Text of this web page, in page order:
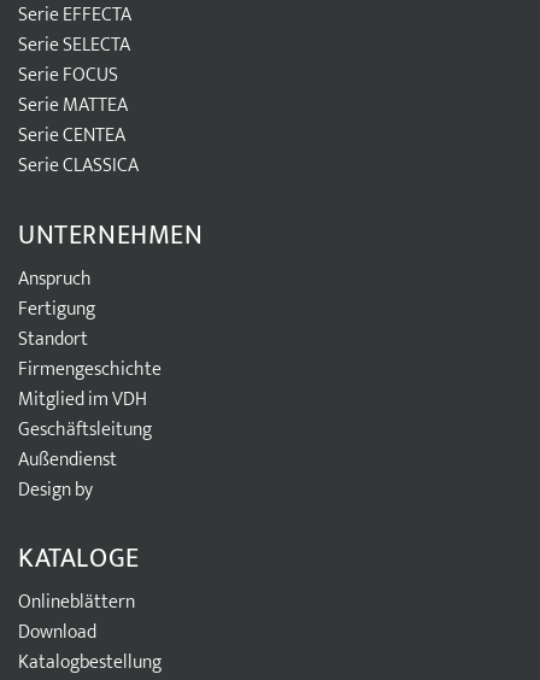
Serie EFFECTA
Serie SELECTA
Serie FOCUS
Serie MATTEA
Serie CENTEA
Serie CLASSICA
UNTERNEHMEN
Anspruch
Fertigung
Standort
Firmengeschichte
Mitglied im VDH
Geschäftsleitung
Außendienst
Design by
KATALOGE
Onlineblättern
Download
Katalogbestellung